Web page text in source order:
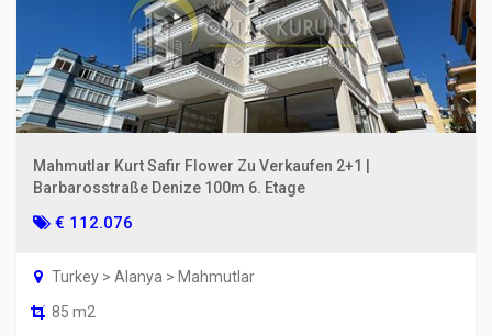
Mahmutlar Kurt Safir Flower Zu Verkaufen 2+1 |
Barbarosstraße Denize 100m 6. Etage
€ 112.076
Turkey > Alanya > Mahmutlar
85 m2